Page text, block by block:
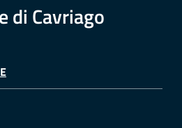
di Cavriago